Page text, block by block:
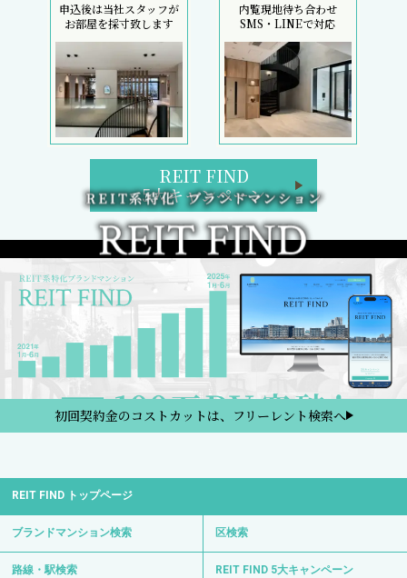
申込後は当社スタッフが
お部屋を採寸致します
内覧現地待ち合わせ
SMS・LINEで対応
REIT FIND
5大キャンペーン
初回契約金のコストカットは、フリーレント検索へ
REIT FIND トップページ
ブランドマンション検索 区検索
路線・駅検索 REIT FIND 5大キャンペーン